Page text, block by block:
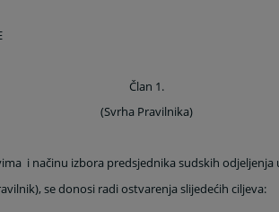
Član 1.
(Svrha Pravilnika)
i načinu izbora predsjednika sudskih
se donosi radi ostvarenja slijedećih ciljeva: